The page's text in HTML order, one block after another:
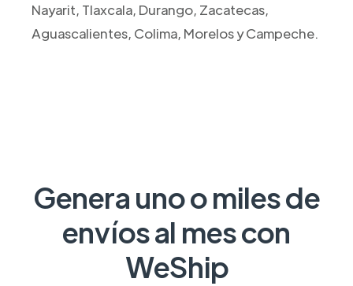
Nayarit, Tlaxcala, Durango, Zacatecas,
Aguascalientes, Colima, Morelos y Campeche.
Genera uno o miles de
envíos al mes con
WeShip